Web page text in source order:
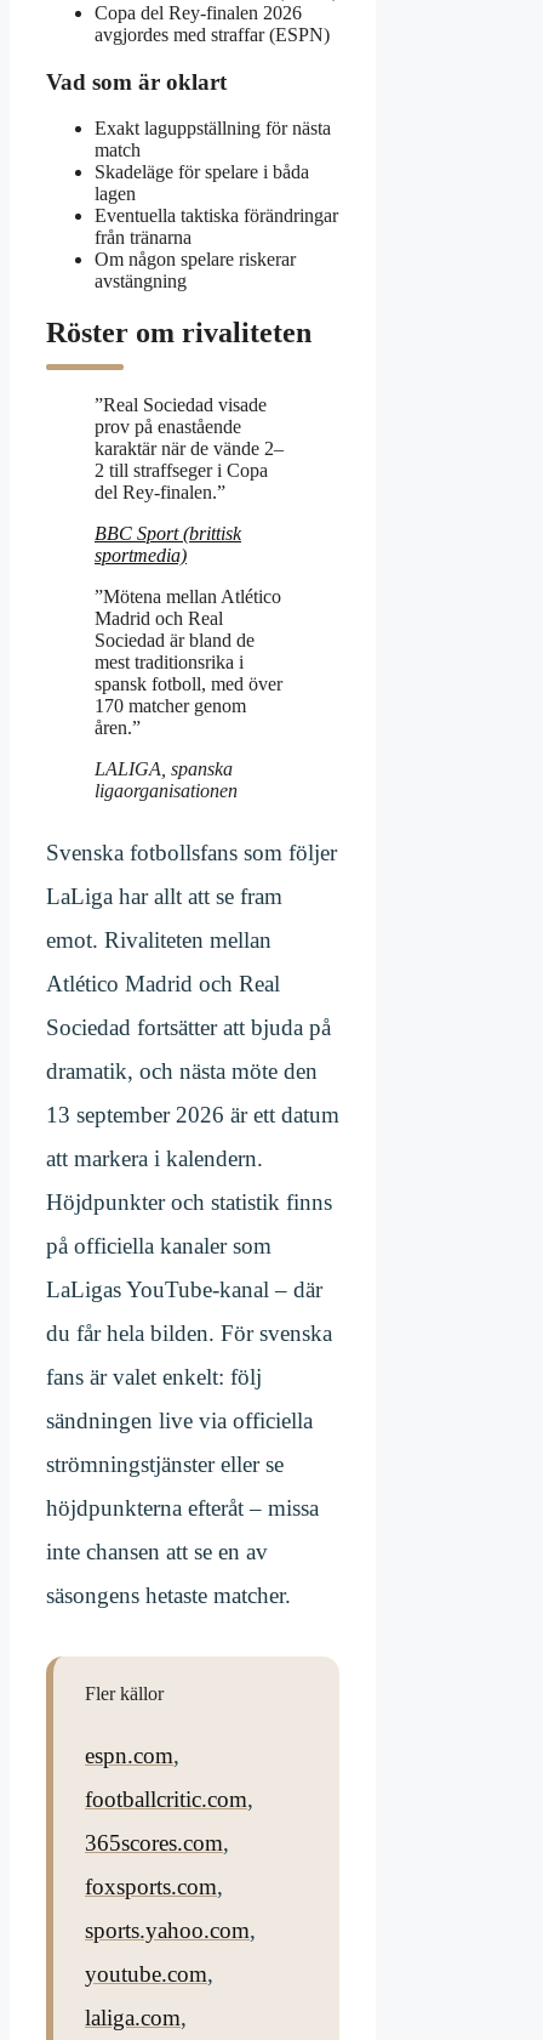
Copa del Rey-finalen 2026
avgjordes med straffar (ESPN)
Vad som är oklart
Exakt laguppställning för nästa
match
Skadeläge för spelare i båda
lagen
Eventuella taktiska förändringar
från tränarna
Om någon spelare riskerar
avstängning
Röster om rivaliteten
”Real Sociedad visade
prov på enastående
karaktär när de vände 2–
2 till straffseger i Copa
del Rey-finalen.”
BBC Sport (brittisk
sportmedia)
”Mötena mellan Atlético
Madrid och Real
Sociedad är bland de
mest traditionsrika i
spansk fotboll, med över
170 matcher genom
åren.”
LALIGA, spanska
ligaorganisationen
Svenska fotbollsfans som följer
LaLiga har allt att se fram
emot. Rivaliteten mellan
Atlético Madrid och Real
Sociedad fortsätter att bjuda på
dramatik, och nästa möte den
13 september 2026 är ett datum
att markera i kalendern.
Höjdpunkter och statistik finns
på officiella kanaler som
LaLigas YouTube-kanal – där
du får hela bilden. För svenska
fans är valet enkelt: följ
sändningen live via officiella
strömningstjänster eller se
höjdpunkterna efteråt – missa
inte chansen att se en av
säsongens hetaste matcher.
Fler källor
espn.com,
footballcritic.com,
365scores.com,
foxsports.com,
sports.yahoo.com,
youtube.com,
laliga.com,